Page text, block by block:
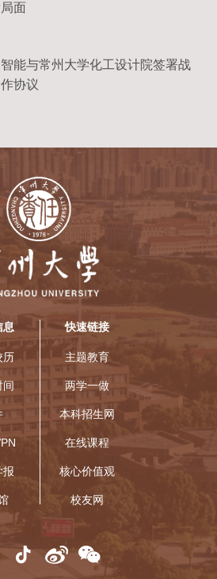
面
能与常州大学化工设计院签署战
协议
息
历
间
报
快速链接
主题教育
两学一做
本科招生网
在线课程
核心价值观
校友网